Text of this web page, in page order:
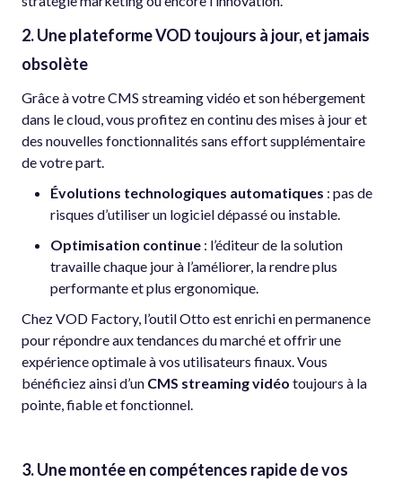
2. Une plateforme VOD toujours à jour, et jamais
obsolète
Grâce à votre CMS streaming vidéoet son hébergement
dans le cloud, vous profitez en continu des mises à jour et
des nouvelles fonctionnalités sans effort supplémentaire
de votre part.
Évolutions technologiques automatiques : pas de
risques d’utiliser un logiciel dépassé ou instable.
Optimisation continue : l’éditeur de la solution
travaille chaque jour à l’améliorer, la rendre plus
performante et plus ergonomique.
Chez VOD Factory, l’outil Otto est enrichi en permanence
pour répondre aux tendances du marché et offrir une
expérience optimale à vos utilisateurs finaux. Vous
bénéficiez ainsi d’un CMS streaming vidéo toujours à la
pointe, fiable et fonctionnel.
3. Une montée en compétences rapide de vos